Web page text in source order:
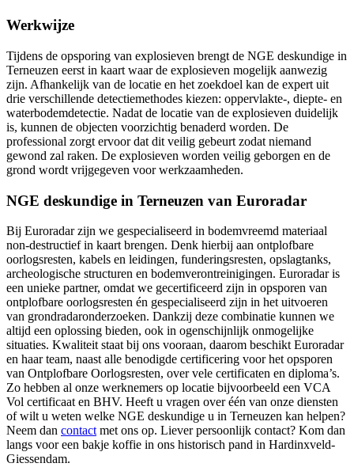
Werkwijze
Tijdens de opsporing van explosieven brengt de NGE deskundige in
Terneuzen eerst in kaart waar de explosieven mogelijk aanwezig
zijn. Afhankelijk van de locatie en het zoekdoel kan de expert uit
drie verschillende detectiemethodes kiezen: oppervlakte-, diepte- en
waterbodemdetectie. Nadat de locatie van de explosieven duidelijk
is, kunnen de objecten voorzichtig benaderd worden. De
professional zorgt ervoor dat dit veilig gebeurt zodat niemand
gewond zal raken. De explosieven worden veilig geborgen en de
grond wordt vrijgegeven voor werkzaamheden.
NGE deskundige in Terneuzen van Euroradar
Bij Euroradar zijn we gespecialiseerd in bodemvreemd materiaal
non-destructief in kaart brengen. Denk hierbij aan ontplofbare
oorlogsresten, kabels en leidingen, funderingsresten, opslagtanks,
archeologische structuren en bodemverontreinigingen. Euroradar is
een unieke partner, omdat we gecertificeerd zijn in opsporen van
ontplofbare oorlogsresten én gespecialiseerd zijn in het uitvoeren
van grondradaronderzoeken. Dankzij deze combinatie kunnen we
altijd een oplossing bieden, ook in ogenschijnlijk onmogelijke
situaties. Kwaliteit staat bij ons vooraan, daarom beschikt Euroradar
en haar team, naast alle benodigde certificering voor het opsporen
van Ontplofbare Oorlogsresten, over vele certificaten en diploma’s.
Zo hebben al onze werknemers op locatie bijvoorbeeld een VCA
Vol certificaat en BHV. Heeft u vragen over één van onze diensten
of wilt u weten welke NGE deskundige u in Terneuzen kan helpen?
Neem dan contactmet ons op. Liever persoonlijk contact? Kom dan
langs voor een bakje koffie in ons historisch pand in Hardinxveld-
Giessendam.